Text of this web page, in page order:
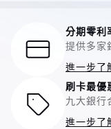
分期零利
提供多家
進一步了
刷卡最優
九大銀行
進一步了